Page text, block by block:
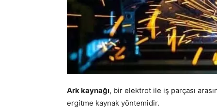
Ark kaynağı, bir elektrot ile iş parçası
ergitme kaynak yöntemidir.